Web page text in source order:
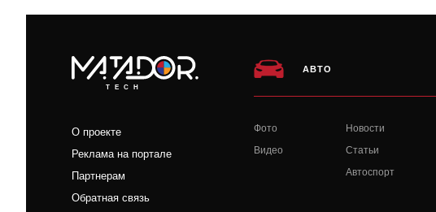
TECH
О проекте
Реклама на портале
Партнерам
Обратная связь
АВТО
Фото
Видео
Новости
Статьи
Автоспорт